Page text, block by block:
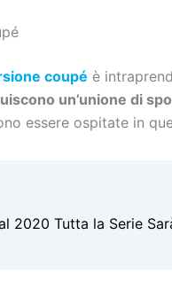
coupé è
un’unione di
essere ospitate in
2020 Tutta la Serie